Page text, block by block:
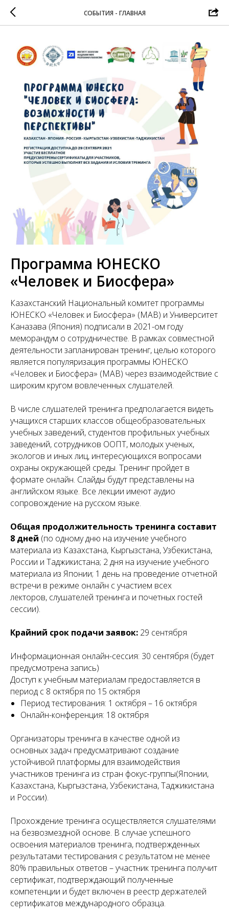
СОБЫТИЯ - ГЛАВНАЯ
Программа ЮНЕСКО
«Человек и Биосфера»
Казахстанский Национальный комитет программы
ЮНЕСКО «Человек и Биосфера» (МАВ) и Университет
Каназава (Япония) подписали в 2021-ом году
меморандум о сотрудничестве. В рамках совместной
деятельности запланирован тренинг, целью которого
является популяризация программы ЮНЕСКО
«Человек и Биосфера» (МАВ) через взаимодействие с
широким кругом вовлеченных слушателей.
В числе слушателей тренинга предполагается видеть
учащихся старших классов общеобразовательных
учебных заведений, студентов профильных учебных
заведений, сотрудников ООПТ, молодых ученых,
экологов и иных лиц, интересующихся вопросами
охраны окружающей среды. Тренинг пройдет в
формате онлайн. Слайды будут представлены на
английском языке. Все лекции имеют аудио
сопровождение на русском языке.
Общая продолжительность тренинга составит
8 дней (по одному дню на изучение учебного
материала из Казахстана, Кыргызстана, Узбекистана,
России и Таджикистана; 2 дня на изучение учебного
материала из Японии; 1 день на проведение отчетной
встречи в режиме онлайн с участием всех
лекторов, слушателей тренинга и почетных гостей
сессии).
Крайний срок подачи заявок: 29 сентября
Информационная онлайн-сессия: 30 сентября (будет
предусмотрена запись)
Доступ к учебным материалам предоставляется в
период с 8 октября по 15 октября
Период тестирования: 1 октября – 16 октября
Онлайн-конференция: 18 октября
Организаторы тренинга в качестве одной из
основных задач предусматривают создание
устойчивой платформы для взаимодействия
участников тренинга из стран фокус-группы(Японии,
Казахстана, Кыргызстана, Узбекистана, Таджикистана
и России).
Прохождение тренинга осуществляется слушателями
на безвозмездной основе. В случае успешного
освоения материалов тренинга, подтвержденных
результатами тестирования с результатом не менее
80% правильных ответов – участник тренинга получит
сертификат, подтверждающий полученные
компетенции и будет включен в реестр держателей
сертификатов международного образца.